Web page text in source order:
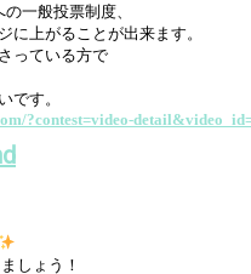
一般投票制度、
に上がることが出来ます。
っている方で
です。
?contest=video-
しょう！